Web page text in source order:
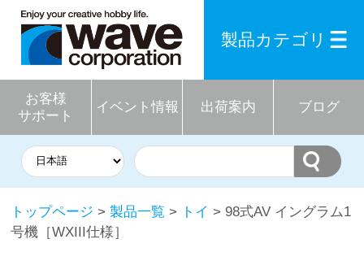
お客様
サポート
イベント情報 出荷案内 ブログ
製品カテゴリ
トップページ > 製品一覧 > トイ > 98式AV イングラム1
号機［WXIII仕様］